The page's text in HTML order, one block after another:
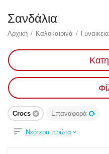
Σανδάλια
Αρχική / Καλοκαιρινά / Γυναικεια
Crocs Επαναφορά
Νεότερα πρώτα